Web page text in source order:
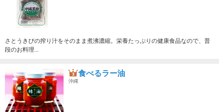
さとうきびの搾り汁をそのまま煮沸濃縮。栄養たっぷりの健康食品なので、普
段のお料理...
食べるラー油
沖縄